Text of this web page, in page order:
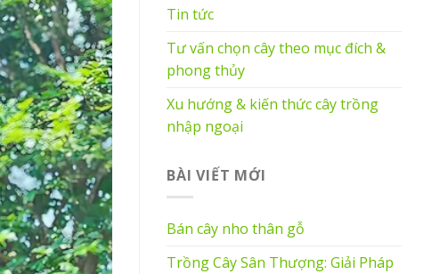
Tin tức
Tư vấn chọn cây theo mục đích &
phong thủy
Xu hướng & kiến thức cây trồng
nhập ngoại
BÀI VIẾT MỚI
Bán cây nho thân gỗ
Trồng Cây Sân Thượng: Giải Pháp